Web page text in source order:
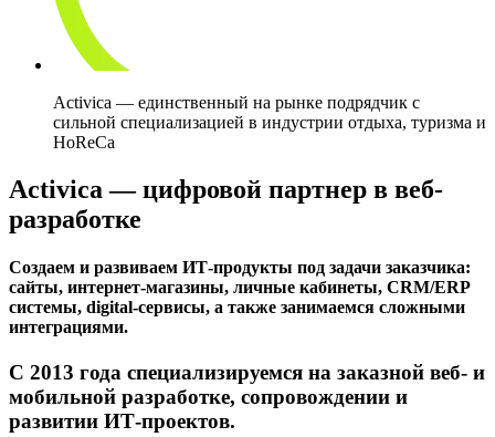
Activica — единственный на рынке подрядчик с
сильной специализацией в индустрии отдыха, туризма и
HoReCa
Activica — цифровой партнер в веб-
разработке
Создаем и развиваем ИТ-продукты под задачи заказчика:
сайты, интернет-магазины, личные кабинеты, CRM/ERP
системы, digital-сервисы, а также занимаемся сложными
интеграциями.
С 2013 года специализируемся на заказной веб- и
мобильной разработке, сопровождении и
развитии ИТ-проектов.